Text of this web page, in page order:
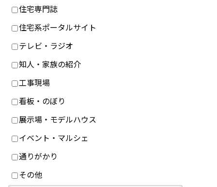
住宅専門誌
住宅系ポータルサイト
テレビ・ラジオ
知人・家族の紹介
工事現場
看板・のぼり
展示場・モデルハウス
イベント・マルシェ
通りがかり
その他